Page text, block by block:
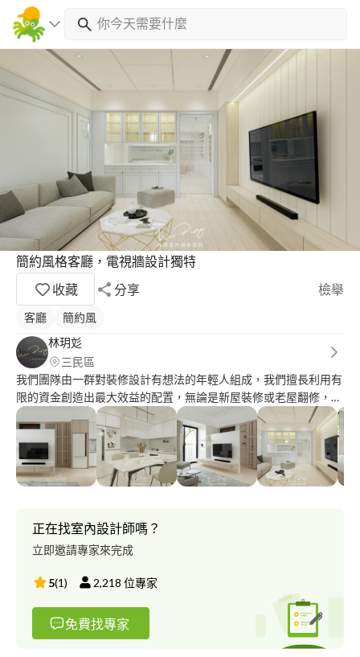
簡約風格客廳，電視牆設計獨特
收藏
分享 檢舉
客廳
簡約風
林玥彣
三民區
我們團隊由一群對裝修設計有想法的年輕人組成，我們擅長利用有
限的資金創造出最大效益的配置，無論是新屋裝修或老屋翻修，我
們皆有承接之工作經驗，期望能有為您服務的機會。 臉書搜尋沐
屏室內裝修設計以了解更多我們的相關訊息。 沐屏室內裝修設計
統一編號:88944877 登記證字號:40EA029029
正在找室內設計師嗎？
立即邀請專家來完成
5(1) 2,218 位專家
免費找專家